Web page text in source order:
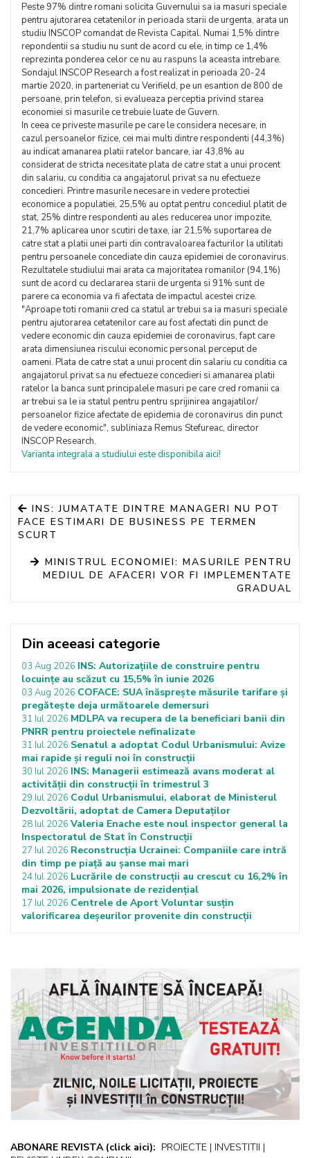
Peste 97% dintre romani solicita Guvernului sa ia masuri speciale
pentru ajutorarea cetatenilor in perioada starii de urgenta, arata un
studiu INSCOP comandat de Revista Capital. Numai 1,5% dintre
repondentii sa studiu nu sunt de acord cu ele, in timp ce 1,4%
reprezinta ponderea celor ce nu au raspuns la aceasta intrebare.
Sondajul INSCOP Research a fost realizat in perioada 20-24
martie 2020, in parteneriat cu Verifield, pe un esantion de 800 de
persoane, prin telefon, si evalueaza perceptia privind starea
economiei si masurile ce trebuie luate de Guvern.
In ceea ce priveste masurile pe care le considera necesare, in
cazul persoanelor fizice, cei mai multi dintre respondenti (44,3%)
au indicat amanarea platii ratelor bancare, iar 43,8% au
considerat de stricta necesitate plata de catre stat a unui procent
din salariu, cu conditia ca angajatorul privat sa nu efectueze
concedieri. Printre masurile necesare in vedere protectiei
economice a populatiei, 25,5% au optat pentru concediul platit de
stat, 25% dintre respondenti au ales reducerea unor impozite,
21,7% aplicarea unor scutiri de taxe, iar 21,5% suportarea de
catre stat a platii unei parti din contravaloarea facturilor la utilitati
pentru persoanele concediate din cauza epidemiei de coronavirus.
Rezultatele studiului mai arata ca majoritatea romanilor (94,1%)
sunt de acord cu declararea starii de urgenta si 91% sunt de
parere ca economia va fi afectata de impactul acestei crize.
"Aproape toti romanii cred ca statul ar trebui sa ia masuri speciale
pentru ajutorarea cetatenilor care au fost afectati din punct de
vedere economic din cauza epidemiei de coronavirus, fapt care
arata dimensiunea riscului economic personal perceput de
oameni. Plata de catre stat a unui procent din salariu cu conditia ca
angajatorul privat sa nu efectueze concedieri si amanarea platii
ratelor la banca sunt principalele masuri pe care cred romanii ca
ar trebui sa le ia statul pentru pentru sprijinirea angajatilor/
persoanelor fizice afectate de epidemia de coronavirus din punct
de vedere economic", subliniaza Remus Stefureac, director
INSCOP Research.
Varianta integrala a studiului este disponibila aici!
INS: JUMATATE DINTRE MANAGERI NU POT
FACE ESTIMARI DE BUSINESS PE TERMEN
SCURT
MINISTRUL ECONOMIEI: MASURILE PENTRU
MEDIUL DE AFACERI VOR FI IMPLEMENTATE
GRADUAL
Din aceeasi categorie
03 Aug 2026 INS: Autorizațiile de construire pentru
locuințe au scăzut cu 15,5% în iunie 2026
03 Aug 2026 COFACE: SUA înăsprește măsurile tarifare și
pregătește deja următoarele demersuri
31 Iul 2026 MDLPA va recupera de la beneficiari banii din
PNRR pentru proiectele nefinalizate
31 Iul 2026 Senatul a adoptat Codul Urbanismului: Avize
mai rapide și reguli noi în construcții
30 Iul 2026 INS: Managerii estimează avans moderat al
activității din construcții în trimestrul 3
29 Iul 2026 Codul Urbanismului, elaborat de Ministerul
Dezvoltării, adoptat de Camera Deputaților
28 Iul 2026 Valeria Enache este noul inspector general la
Inspectoratul de Stat în Construcții
27 Iul 2026 Reconstrucția Ucrainei: Companiile care intră
din timp pe piață au șanse mai mari
24 Iul 2026 Lucrările de construcții au crescut cu 16,2% în
mai 2026, impulsionate de rezidențial
17 Iul 2026 Centrele de Aport Voluntar susțin
valorificarea deșeurilor provenite din construcții
ABONARE REVISTA (click aici): PROIECTE | INVESTITII |